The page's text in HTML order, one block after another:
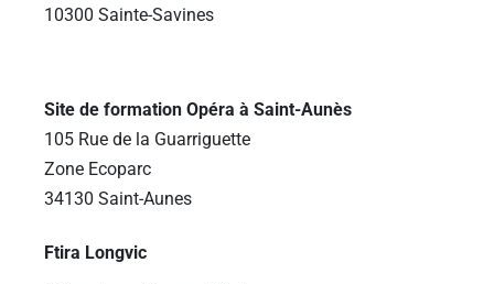
10300 Sainte-Savines
Site de formation Opéra à Saint-Aunès
105 Rue de la Guarriguette
Zone Ecoparc
34130 Saint-Aunes
Ftira Longvic